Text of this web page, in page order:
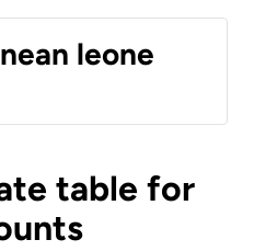
leone
table for